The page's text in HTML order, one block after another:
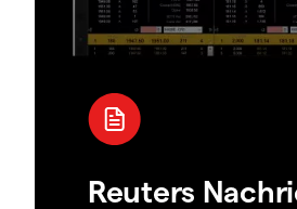
Reuters